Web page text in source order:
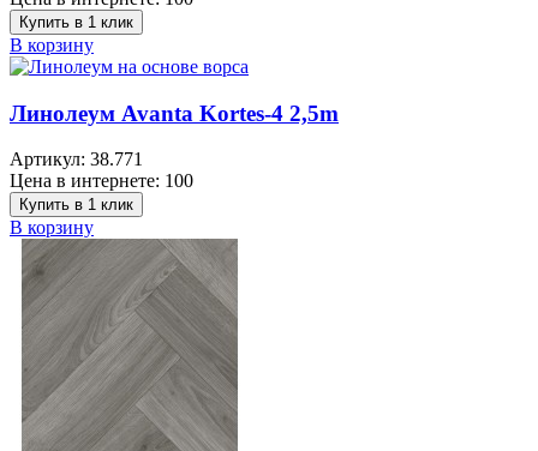
Купить в 1 клик
В корзину
Линолеум Avanta Kortes-4 2,5m
Артикул: 38.771
Цена в интернете: 100
Купить в 1 клик
В корзину